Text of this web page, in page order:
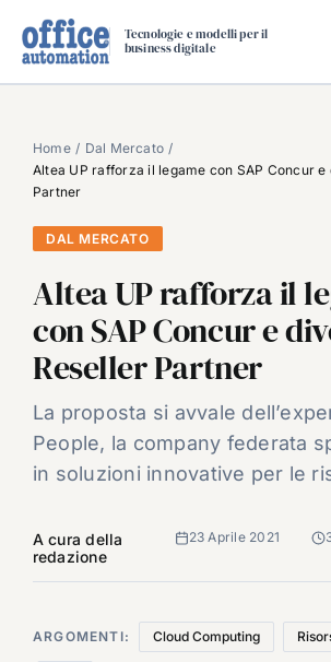
Tecnologie e modelli per il
business digitale
SPECIAL PAPER
TAVOLE ROTONDE DI REDAZIONE
DAL MERCATO
VIDEO
EVENTI
CHI SIAMO
Home
Dal Mercato
Altea UP rafforza il legame con SAP Concur e
Partner
DAL MERCATO
Altea UP rafforza il
con SAP Concur e
Reseller Partner
La proposta si avvale
People, la company federata
in soluzioni innovative per le
A cura della
redazione
23 Aprile 2021
ARGOMENTI: Cloud Computing